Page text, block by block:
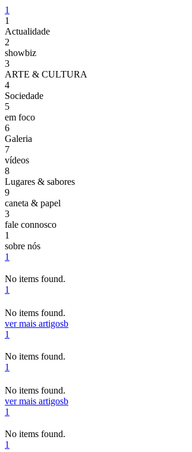
1
1
Actualidade
2
showbiz
3
ARTE & CULTURA
4
Sociedade
5
em foco
6
Galeria
7
vídeos
8
Lugares & sabores
9
caneta & papel
3
fale connosco
1
sobre nós
1
No items found.
1
No items found.
ver mais artigosb
1
No items found.
1
No items found.
ver mais artigosb
1
No items found.
1